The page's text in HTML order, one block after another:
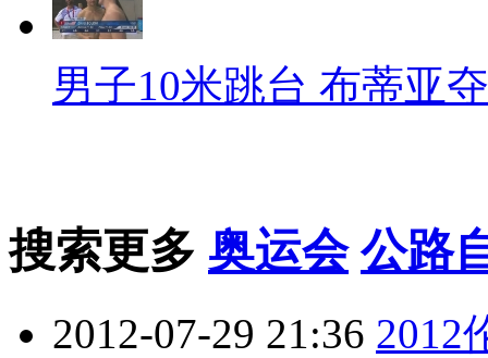
男子10米跳台 布蒂亚
搜索更多 奥运会 公路
2012-07-29 21:36 2012